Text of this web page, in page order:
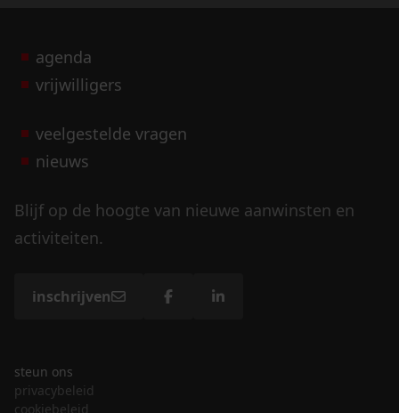
agenda
vrijwilligers
veelgestelde vragen
nieuws
Blijf op de hoogte van nieuwe aanwinsten en
activiteiten.
inschrijven
steun ons
privacybeleid
cookiebeleid